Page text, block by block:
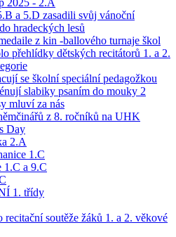
2025 - 2.A
a 5.D zasadili svůj vánoční
hradeckých lesů
z kin -ballového turnaje škol
přehlídky dětských recitátorů 1. a 2.
se školní speciální pedagožkou
slabiky psaním do mouky 2
mluví za nás
z 8. ročníků na UHK
Day
2.A
1.C
1.C a 9.C
1. třídy
recitační soutěže žáků 1. a 2. věkové